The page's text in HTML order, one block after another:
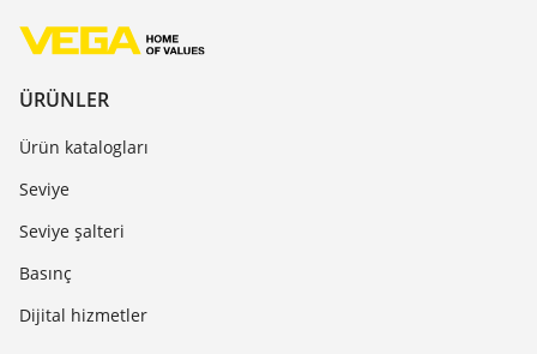
ÜRÜNLER
Ürün katalogları
Seviye
Seviye şalteri
Basınç
Dijital hizmetler